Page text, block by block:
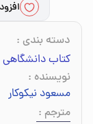
دسته بندی :
کتاب دانشگاهی
نویسنده :
مسعود نیکوکار
مترجم :